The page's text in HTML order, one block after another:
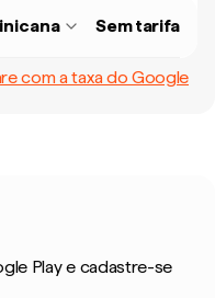
Sem tarifa
com a taxa do Google
Play e cadastre-se